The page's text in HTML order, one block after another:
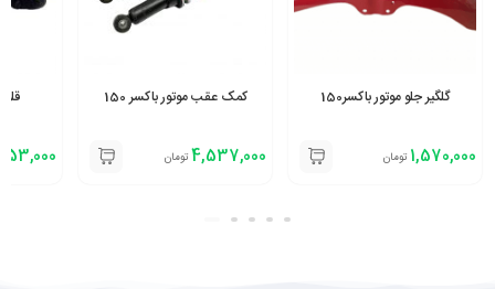
گلگیر جلو موتور باکسر150
1,570,000 تومان
کمک عقب موتور باکسر 150
4,537,000 تومان